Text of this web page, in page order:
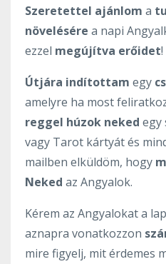
Szeretettel ajánlom a
növelésére a napi
ezzel megújítva erőidet!
Útjára indítottam egy
amelyre ha most
reggel húzok neked egy
vagy Tarot kártyát és
mailben elküldöm, hogy
Neked az Angyalok.
Kérem az Angyalokat a
aznapra vonatkozzon
mire figyelj, mit érdemes